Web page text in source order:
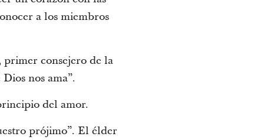
a los miembros
primer consejero de la
nos ama”.
del amor.
prójimo”. El élder